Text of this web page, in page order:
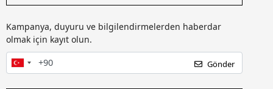
Kampanya, duyuru ve bilgilendirmelerden haberdar
olmak için kayıt olun.
Gönder